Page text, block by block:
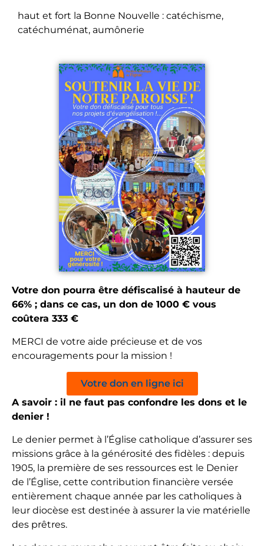
haut et fort la Bonne Nouvelle : catéchisme,
catéchuménat, aumônerie
Votre don pourra être défiscalisé à hauteur de
66% ; dans ce cas, un don de 1000 € vous
coûtera 333 €
MERCI de votre aide précieuse et de vos
encouragements pour la mission !
Votre don en ligne ici
A savoir : il ne faut pas confondre les dons et le
denier !
Le denier permet à l’Église catholique d’assurer ses
missions grâce à la générosité des fidèles : depuis
1905, la première de ses ressources est le Denier
de l’Église, cette contribution financière versée
entièrement chaque année par les catholiques à
leur diocèse est destinée à assurer la vie matérielle
des prêtres.